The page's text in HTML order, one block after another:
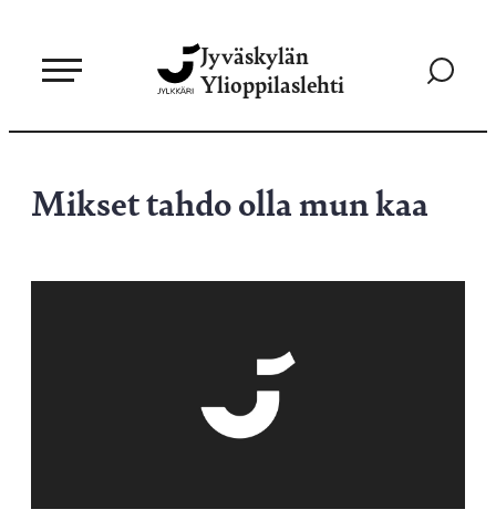
sisältöön
Jyväskylän
Ylioppilaslehti
Siirry
Mikset tahdo olla mun kaa